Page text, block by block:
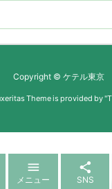
Copyright © ケテル東京
Theme is provided by "

メニュー

SNS